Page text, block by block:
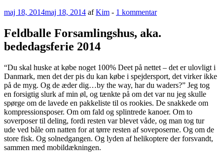
Udgivet
maj 18, 2014maj 18, 2014 afKim - 1 kommentartil
aka.
Feldballe Forsamlingshus, aka.
bededagsferie 2014
“Du skal huske at købe noget 100% Deet på nettet – det er ulovligt i
Danmark, men det der pis du kan købe i spejdersport, det virker ikke
på de myg. Og de æder dig…by the way, har du waders?” Jeg tog
en forsigtig slurk af min øl, og tænkte på om det var nu jeg skulle
spørge om de lavede en pakkeliste til os rookies. De snakkede om
kompressionsposer. Om om fald og splintrede kanoer. Om to
soverposer til deling, fordi resten var blevet våde, og man tog tur
ude ved båle om natten for at tørre resten af soveposerne. Og om de
store fisk. Og solnedgangen. Og lyden af helikoptere der forsvandt,
sammen med mobildækningen.